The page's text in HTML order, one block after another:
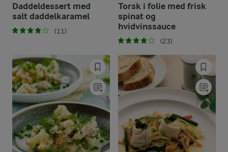
Daddeldessert med
salt daddelkaramel
(11)
Torsk i folie med frisk
spinat og
hvidvinssauce
(23)